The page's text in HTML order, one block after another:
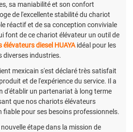
sa maniabilité et son confort
de l'excellente stabilité du chariot
réactif et de sa conception conviviale
font de ce chariot élévateur un outil de
élévateurs diesel HUAYA idéal pour les
diverses industries.
mexicain s'est déclaré très satisfait
et de l'expérience du service. Il a
d'établir un partenariat à long terme
que nos chariots élévateurs
pour ses besoins professionnels.
étape dans la mission de